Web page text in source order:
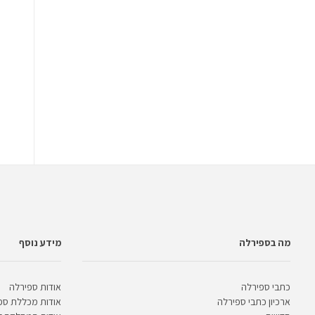
מידע נוסף
אודות ספירלה
אודות מכללת
מה בספירלה
כתבי ספירלה
ארכיון כתבי ספירלה